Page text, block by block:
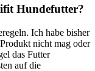
Hundefutter?
Ich habe bisher
nicht ​mag oder
das Futter
auf die